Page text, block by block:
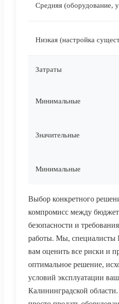
Средняя (оборудование,
Низкая (настройка
Затраты
Минимальные
Значительные
Минимальные
Выбор конкретного
компромисс между
безопасности и
работы. Мы, специалисты
вам оценить все риски и
оптимальное решение,
условий эксплуатации
Калининградской